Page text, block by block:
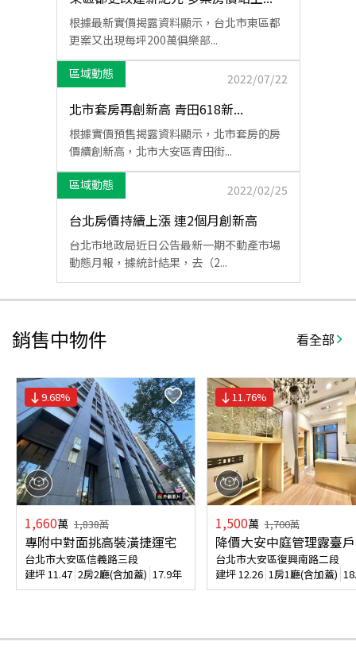
根據最新實價揭露資料顯示，台北市東區都
更案又出現每坪200萬俱樂部...
區域動態 2022/07/22
北市套房再創新高 青田618新...
根據實價預售揭露資料顯示，北市套房的房
價續創新高，北市大安區青田街...
區域動態 2022/02/25
台北房價持續上漲 連2個月創新高
台北市地政局近日公告最新一期不動產市場
動態月報，據統計結果，去（2...
銷售中物件 看全部
9.68%
1,660萬 1,838萬
專附中對面挑高裝潢捷運宅
台北市大安區信義路三段
建坪11.47 2房2廳(含加蓋) 17.9年
11.76%
1,500萬 1,700萬
降價大安中庭管理露臺戶
台北市大安區復興南路二段
建坪12.26 1房1廳(含加蓋)